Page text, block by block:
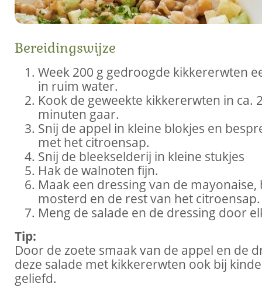
Bereidingswijze
Week 200 g gedroogde kikkererwten
in ruim water.
Kook de geweekte kikkererwten in ca.
minuten gaar.
Snij de appel in kleine blokjes en
met het citroensap.
Snij de bleekselderij in kleine stukjes
Hak de walnoten fijn.
Maak een dressing van de mayonaise,
mosterd en de rest van het citroensap.
Meng de salade en de dressing door
Tip:
Door de zoete smaak van de appel en de
deze salade met kikkererwten ook bij
geliefd.